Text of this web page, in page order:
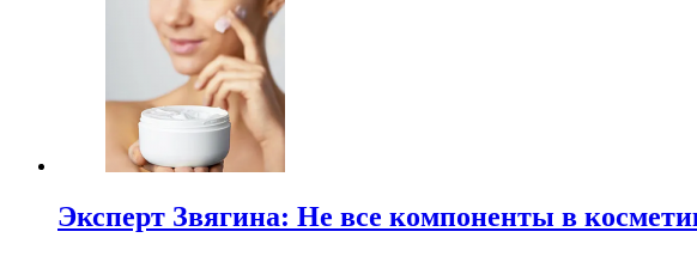
Эксперт Звягина: Не все компоненты в